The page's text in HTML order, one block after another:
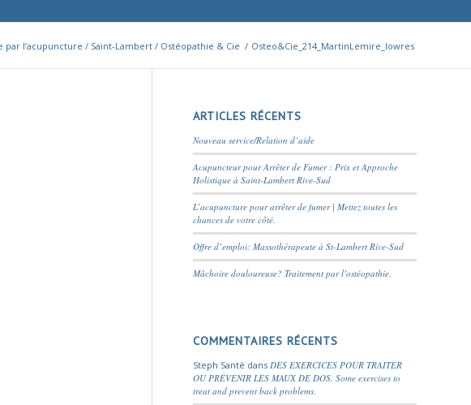
par l’acupuncture / Saint-Lambert / Ostéopathie & Cie / Osteo&Cie_214_MartinLemire_lowres
ARTICLES RÉCENTS
Nouveau service/Relation d’aide
Acupuncteur pour Arrêter de Fumer : Prix et Approche
Holistique à Saint-Lambert Rive-Sud
L’acupuncture pour arrêter de fumer | Mettez toutes les
chances de votre côté.
Offre d’emploi: Massothérapeute à St-Lambert Rive-Sud
Mâchoire douloureuse? Traitement par l’ostéopathie.
COMMENTAIRES RÉCENTS
Steph Santé dans DES EXERCICES POUR TRAITER
OU PRÉVENIR LES MAUX DE DOS. Some exercises to
treat and prevent back problems.